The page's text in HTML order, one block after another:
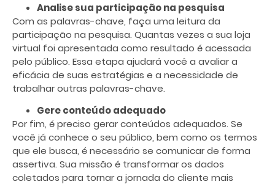
Analise sua participação na pesquisa
Com as palavras-chave, faça uma leitura da
participação na pesquisa. Quantas vezes a sua loja
virtual foi apresentada como resultado é acessada
pelo público. Essa etapa ajudará você a avaliar a
eficácia de suas estratégias e a necessidade de
trabalhar outras palavras-chave.
Gere conteúdo adequado
Por fim, é preciso gerar conteúdos adequados. Se
você já conhece o seu público, bem como os termos
que ele busca, é necessário se comunicar de forma
assertiva. Sua missão é transformar os dados
coletados para tornar a jornada do cliente mais